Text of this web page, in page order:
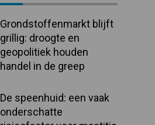
Grondstoffenmarkt blijft
grillig: droogte en
geopolitiek houden
handel in de greep
De speenhuid: een vaak
onderschatte